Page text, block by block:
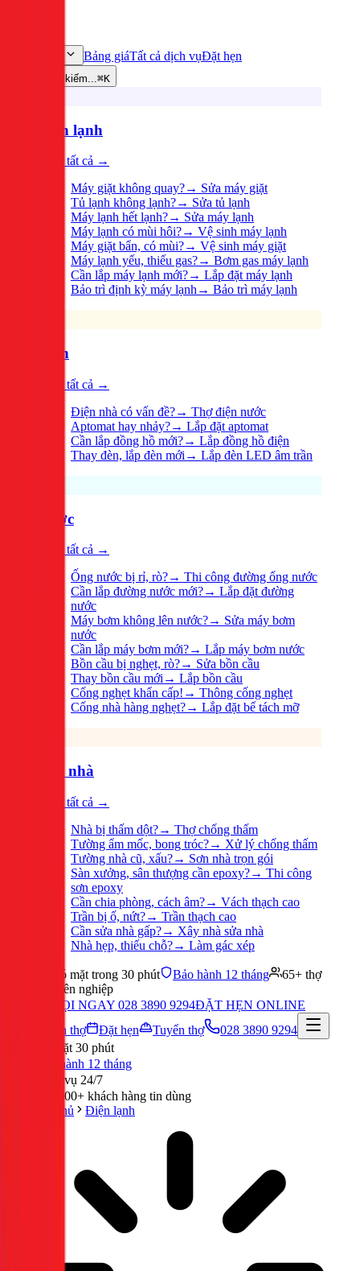
Bảng giáTất cả dịch vụĐặt hẹn
Tìm kiếm...⌘K
Điện lạnh
Xem tất cả →
Máy giặt không quay?→ Sửa máy giặt
Tủ lạnh không lạnh?→ Sửa tủ lạnh
Máy lạnh hết lạnh?→ Sửa máy lạnh
Máy lạnh có mùi hôi?→ Vệ sinh máy lạnh
Máy giặt bẩn, có mùi?→ Vệ sinh máy giặt
Máy lạnh yếu, thiếu gas?→ Bơm gas máy lạnh
Cần lắp máy lạnh mới?→ Lắp đặt máy lạnh
Bảo trì định kỳ máy lạnh→ Bảo trì máy lạnh
Điện
Xem tất cả →
Điện nhà có vấn đề?→ Thợ điện nước
Aptomat hay nhảy?→ Lắp đặt aptomat
Cần lắp đồng hồ mới?→ Lắp đồng hồ điện
Thay đèn, lắp đèn mới → Lắp đèn LED âm trần
Nước
Xem tất cả →
Ống nước bị rỉ, rò?→ Thi công đường ống nước
Cần lắp đường nước mới?→ Lắp đặt đường
nước
Máy bơm không lên nước?→ Sửa máy bơm
nước
Cần lắp máy bơm mới?→ Lắp máy bơm nước
Bồn cầu bị nghẹt, rò?→ Sửa bồn cầu
Thay bồn cầu mới → Lắp bồn cầu
Cống nghẹt khẩn cấp! → Thông cống nghẹt
Cống nhà hàng nghẹt?→ Lắp đặt bể tách mỡ
Sửa nhà
Xem tất cả →
Nhà bị thấm dột?→ Thợ chống thấm
Tường ẩm mốc, bong tróc?→ Xử lý chống thấm
Tường nhà cũ, xấu?→ Sơn nhà trọn gói
Sàn xưởng, sân thượng cần epoxy?→ Thi công
sơn epoxy
Cần chia phòng, cách âm?→ Vách thạch cao
Trần bị ố, nứt?→ Trần thạch cao
Cần sửa nhà gấp?→ Xây nhà sửa nhà
Nhà hẹp, thiếu chỗ?→ Làm gác xép
Có mặt trong 30 phút Bảo hành 12 tháng
65+ thợ
chuyên nghiệp
GỌI NGAY 028 3890 9294ĐẶT HẸN ONLINE
Tuyển thợ
Đặt hẹn Tuyển thợ
028 3890 9294
Có mặt 30 phút
Bảo hành 12 tháng
Phục vụ 24/7
300,000+ khách hàng tin dùng
Trang chủ
Điện lạnh